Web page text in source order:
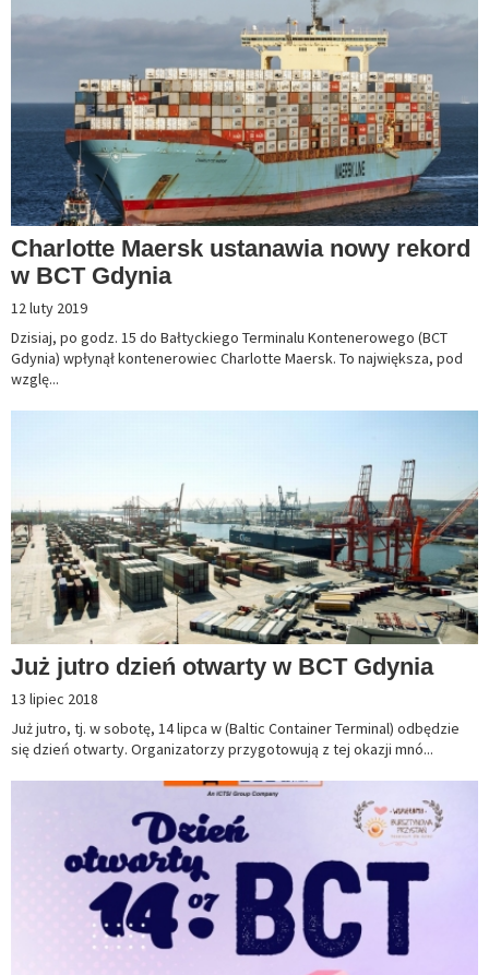
Charlotte Maersk ustanawia nowy rekord
w BCT Gdynia
12 luty 2019
Dzisiaj, po godz. 15 do Bałtyckiego Terminalu Kontenerowego (BCT
Gdynia) wpłynął kontenerowiec Charlotte Maersk. To największa, pod
wzglę...
Już jutro dzień otwarty w BCT Gdynia
13 lipiec 2018
Już jutro, tj. w sobotę, 14 lipca w (Baltic Container Terminal) odbędzie
się dzień otwarty. Organizatorzy przygotowują z tej okazji mnó...